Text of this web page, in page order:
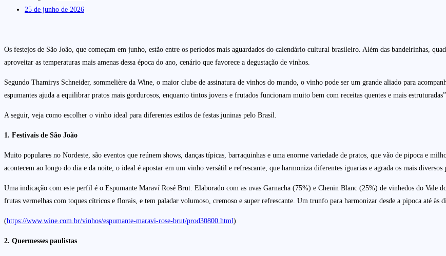
25 de junho de 2026
Os festejos de São João, que começam em junho, estão entre os períodos mais aguardados do calendário cultural brasileiro. Além das bandeirinhas,
aproveitar as temperaturas mais amenas dessa época do ano, cenário que favorece a degustação de vinhos.
Segundo Thamirys Schneider, sommelière da Wine, o maior clube de assinatura de vinhos do mundo, o vinho pode ser um grande aliado para
espumantes ajuda a equilibrar pratos mais gordurosos, enquanto tintos jovens e frutados funcionam muito bem com receitas quentes e mais
A seguir, veja como escolher o vinho ideal para diferentes estilos de festas juninas pelo Brasil.
1. Festivais de São João
Muito populares no Nordeste, são eventos que reúnem shows, danças típicas, barraquinhas e uma enorme variedade de pratos, que vão de pipoca e
acontecem ao longo do dia e da noite, o ideal é apostar em um vinho versátil e refrescante, que harmoniza diferentes iguarias e agrada os mais diversos
Uma indicação com este perfil é o Espumante Maraví Rosé Brut. Elaborado com as uvas Garnacha (75%) e Chenin Blanc (25%) de vinhedos do Vale
frutas vermelhas com toques cítricos e florais, e tem paladar volumoso, cremoso e super refrescante. Um trunfo para harmonizar desde a pipoca até às
(https://www.wine.com.br/vinhos/espumante-maravi-rose-brut/prod30800.html)
2. Quermesses paulistas